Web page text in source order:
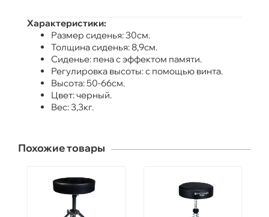
Характеристики:
Размер сиденья: 30см.
Толщина сиденья: 8,9см.
Сиденье: пена с эффектом памяти.
Регулировка высоты: с помощью винта.
Высота: 50-66см.
Цвет: черный.
Вес: 3,3кг.
Похожие товары